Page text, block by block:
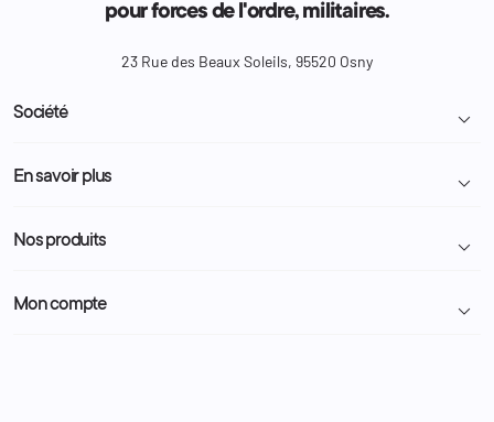
pour forces de l'ordre, militaires.
23 Rue des Beaux Soleils, 95520 Osny
Société 
Livraison et retour colis
Demande de devis
Nous contacter
En savoir plus 
Programme Fidélité
Administration
Nos produits 
Police Municipale | ASVP
Mon compte 